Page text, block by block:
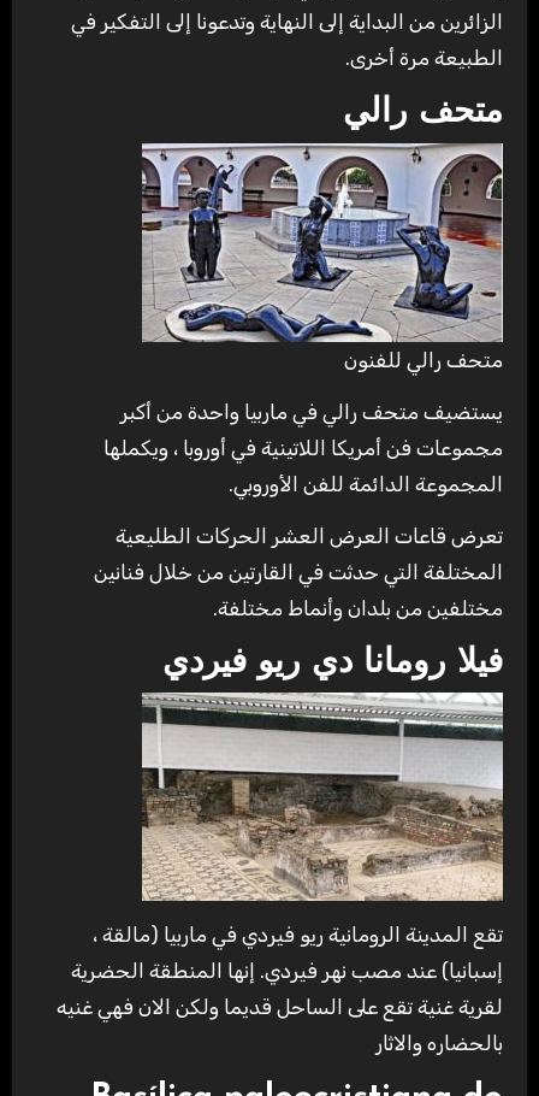
الزائرين من البداية إلى النهاية وتدعونا إلى التفكير في
الطبيعة مرة أخرى.
متحف رالي
متحف رالي للفنون
يستضيف متحف رالي في ماربيا واحدة من أكبر
مجموعات فن أمريكا اللاتينية في أوروبا ، ويكملها
المجموعة الدائمة للفن الأوروبي.
تعرض قاعات العرض العشر الحركات الطليعية
المختلفة التي حدثت في القارتين من خلال فنانين
مختلفين من بلدان وأنماط مختلفة.
فيلا رومانا دي ريو فيردي
تقع المدينة الرومانية ريو فيردي في ماربيا (مالقة ،
إسبانيا) عند مصب نهر فيردي. إنها المنطقة الحضرية
لقرية غنية تقع على الساحل قديما ولكن الان فهي غنيه
بالحضاره والاثار